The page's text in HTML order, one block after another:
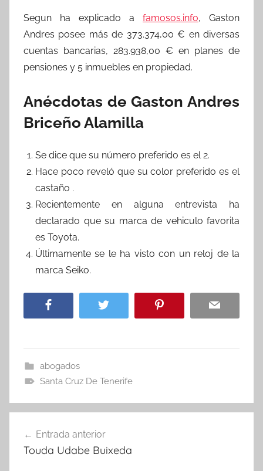
Segun ha explicado a famosos.info, Gaston
Andres posee más de 373.374,00 € en diversas
cuentas bancarias, 283.938,00 € en planes de
pensiones y 5 inmuebles en propiedad.
Anécdotas de Gaston Andres
Briceño Alamilla
Se dice que su número preferido es el 2.
Hace poco reveló que su color preferido es el
castaño .
Recientemente en alguna entrevista ha
declarado que su marca de vehiculo favorita
es Toyota.
Últimamente se le ha visto con un reloj de la
marca Seiko.
abogados
Santa Cruz De Tenerife
de
Entrada anterior
Touda Udabe Buixeda